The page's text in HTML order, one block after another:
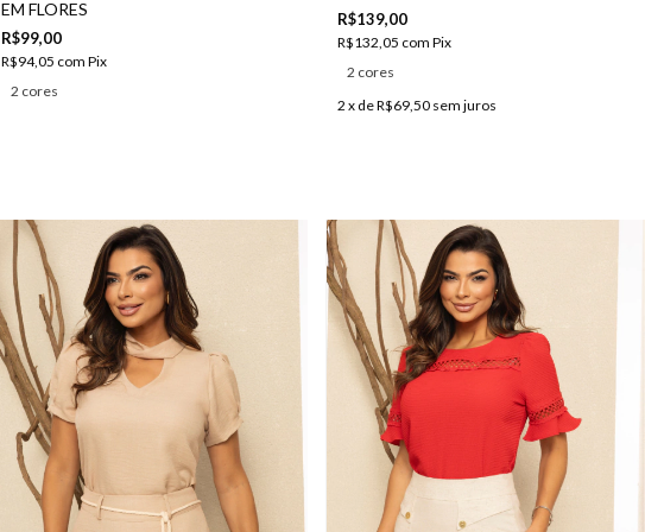
EM FLORES
R$99,00
R$94,05 com Pix
2 cores
R$139,00
R$132,05 com Pix
2 cores
2 x deR$69,50 sem juros